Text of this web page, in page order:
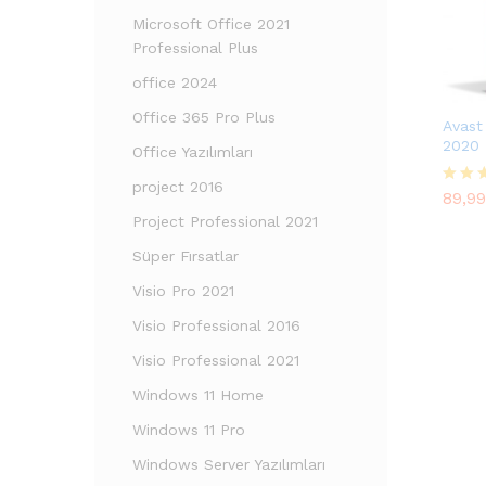
2020
5
89,99
Microsoft Office 2021
Professional Plus
office 2024
Office 365 Pro Plus
Office Yazılımları
project 2016
Project Professional 2021
Süper Fırsatlar
Visio Pro 2021
Visio Professional 2016
Visio Professional 2021
Windows 11 Home
Windows 11 Pro
Windows Server Yazılımları